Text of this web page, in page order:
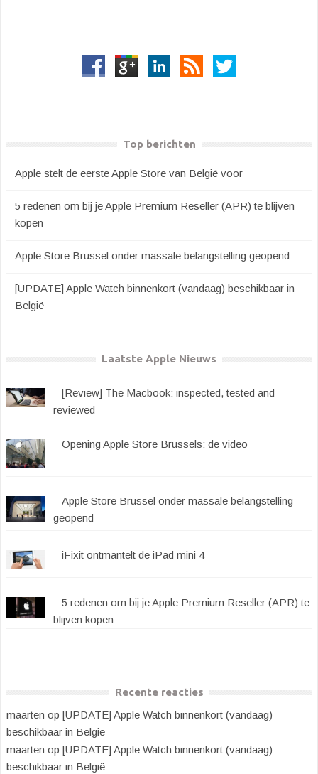
Top berichten
Apple stelt de eerste Apple Store van België voor
5 redenen om bij je Apple Premium Reseller (APR) te blijven
kopen
Apple Store Brussel onder massale belangstelling geopend
[UPDATE] Apple Watch binnenkort (vandaag) beschikbaar in
België
Laatste Apple Nieuws
[Review] The Macbook: inspected, tested and
reviewed
Opening Apple Store Brussels: de video
Apple Store Brussel onder massale belangstelling
geopend
iFixit ontmantelt de iPad mini 4
5 redenen om bij je Apple Premium Reseller (APR) te
blijven kopen
Recente reacties
maarten op [UPDATE] Apple Watch binnenkort (vandaag)
beschikbaar in België
maarten op [UPDATE] Apple Watch binnenkort (vandaag)
beschikbaar in België